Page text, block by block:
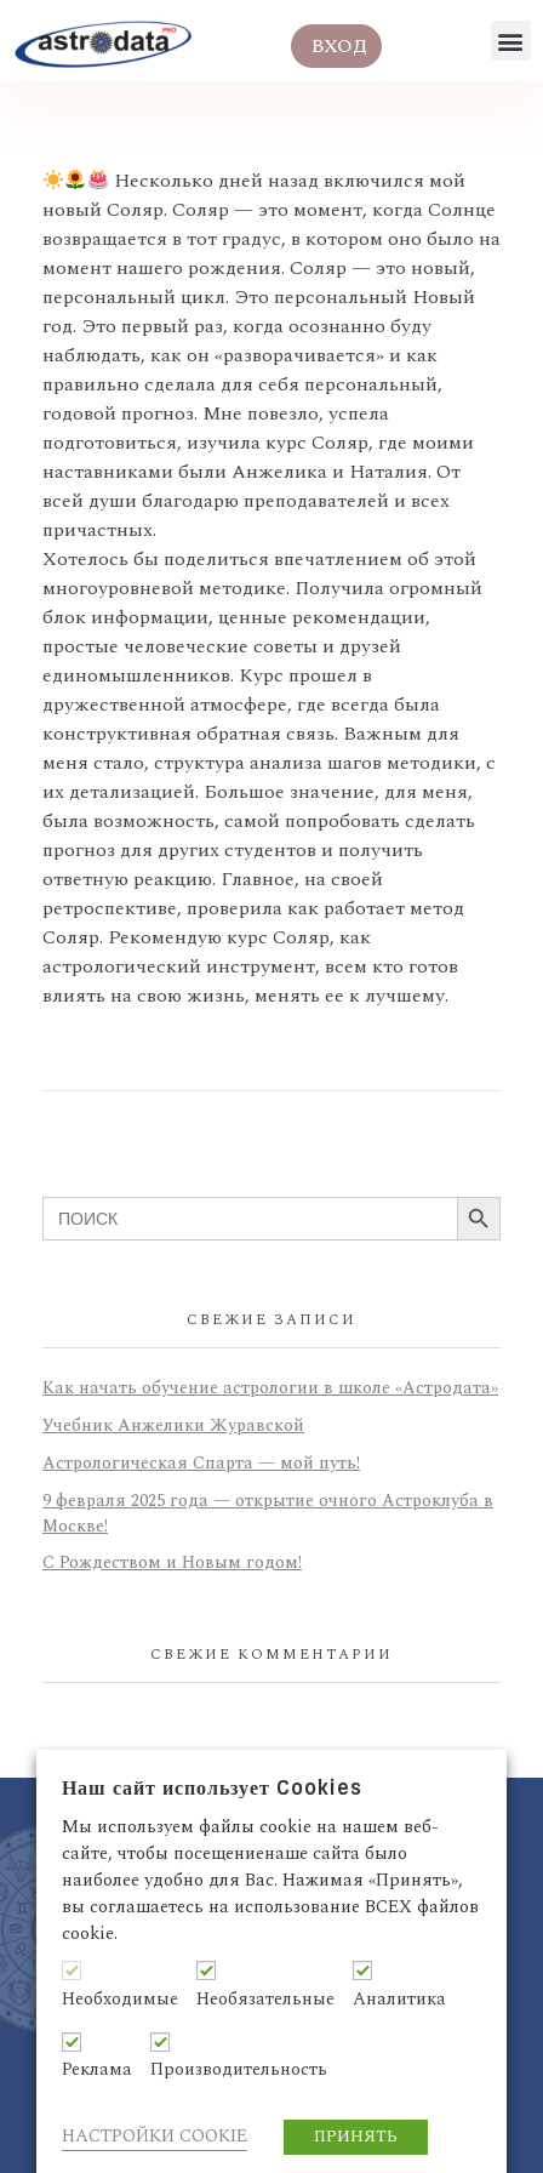
ВХОД
Несколько дней назад включился мой
новый Соляр. Соляр — это момент, когда Солнце
возвращается в тот градус, в котором оно было на
момент нашего рождения. Соляр — это новый,
персональный цикл. Это персональный Новый
год. Это первый раз, когда осознанно буду
наблюдать, как он «разворачивается» и как
правильно сделала для себя персональный,
годовой прогноз. Мне повезло, успела
подготовиться, изучила курс Соляр, где моими
наставниками были Анжелика и Наталия. От
всей души благодарю преподавателей и всех
причастных.
Хотелось бы поделиться впечатлением об этой
многоуровневой методике. Получила огромный
блок информации, ценные рекомендации,
простые человеческие советы и друзей
единомышленников. Курс прошел в
дружественной атмосфере, где всегда была
конструктивная обратная связь. Важным для
меня стало, структура анализа шагов методики, с
их детализацией. Большое значение, для меня,
была возможность, самой попробовать сделать
прогноз для других студентов и получить
ответную реакцию. Главное, на своей
ретроспективе, проверила как работает метод
Соляр. Рекомендую курс Соляр, как
астрологический инструмент, всем кто готов
влиять на свою жизнь, менять ее к лучшему.
Search
for:
Search Button
СВЕЖИЕ ЗАПИСИ
Как начать обучение астрологии в школе «Астродата»
Учебник Анжелики Журавской
Астрологическая Спарта — мой путь!
9 февраля 2025 года — открытие очного Астроклуба в
Москве!
С Рождеством и Новым годом!
СВЕЖИЕ КОММЕНТАРИИ
Латвия, Рига,
Электронный адрес:
info@astrodata.lv
ASTRODATA Copyrite © 2021 | Designed by
Inter@ktiv
Наш сайт использует Cookies
Мы используем файлы cookie на нашем веб-
сайте, чтобы посещениенаше сайта было
наиболее удобно для Вас. Нажимая «Принять»,
вы соглашаетесь на использование ВСЕХ файлов
cookie.
Необходимые Необязательные Аналитика
Реклама Производительность
НАСТРОЙКИ COOKIE ПРИНЯТЬ